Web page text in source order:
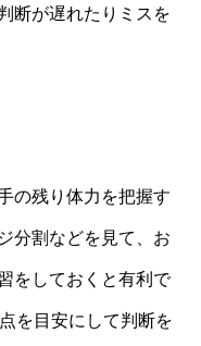
断が遅れたりミスを
の残り体力を把握す
分割などを見て、お
をしておくと有利で
を目安にして判断を